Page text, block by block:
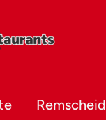
Remscheid